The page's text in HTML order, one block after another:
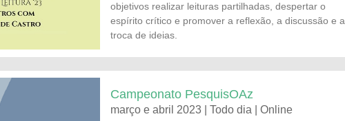
objetivos realizar leituras partilhadas, despertar o
espírito crítico e promover a reflexão, a discussão e a
troca de ideias.
Campeonato PesquisOAz
março e abril 2023 | Todo dia | Online